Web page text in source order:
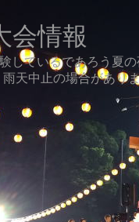
会情報
しているであろう夏
天中止の場合があり